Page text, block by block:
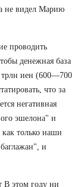
не видел Марию
проводить
денежная база
трлн иен (600—700
что за
негативная
эшелона" и
только наши
и
В этом году ни